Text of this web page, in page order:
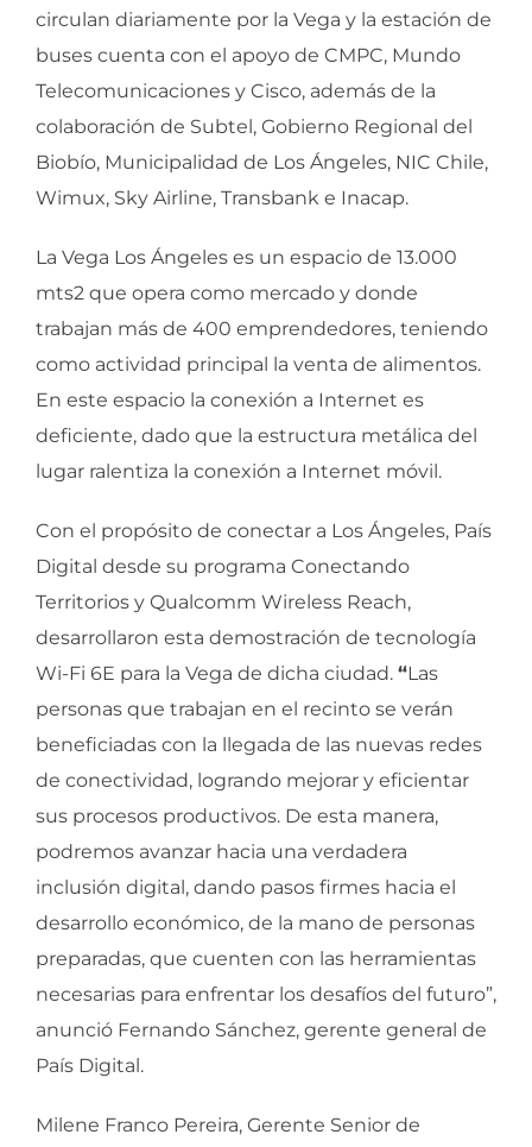
circulan diariamente por la Vega y la estación de
buses cuenta con el apoyo de CMPC, Mundo
Telecomunicaciones y Cisco, además de la
colaboración de Subtel, Gobierno Regional del
Biobío, Municipalidad de Los Ángeles, NIC Chile,
Wimux, Sky Airline, Transbank e Inacap.
La Vega Los Ángeles es un espacio de 13.000
mts2 que opera como mercado y donde
trabajan más de 400 emprendedores, teniendo
como actividad principal la venta de alimentos.
En este espacio la conexión a Internet es
deficiente, dado que la estructura metálica del
lugar ralentiza la conexión a Internet móvil.
Con el propósito de conectar a Los Ángeles, País
Digital desde su programa Conectando
Territorios y Qualcomm Wireless Reach,
desarrollaron esta demostración de tecnología
Wi-Fi 6E para la Vega de dicha ciudad. “Las
personas que trabajan en el recinto se verán
beneficiadas con la llegada de las nuevas redes
de conectividad, logrando mejorar y eficientar
sus procesos productivos. De esta manera,
podremos avanzar hacia una verdadera
inclusión digital, dando pasos firmes hacia el
desarrollo económico, de la mano de personas
preparadas, que cuenten con las herramientas
necesarias para enfrentar los desafíos del futuro”,
anunció Fernando Sánchez, gerente general de
País Digital.
Milene Franco Pereira, Gerente Senior de